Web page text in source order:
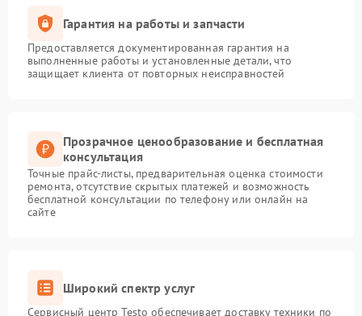
Гарантия на работы и запчасти
Предоставляется документированная гарантия на
выполненные работы и установленные детали, что
защищает клиента от повторных неисправностей
Прозрачное ценообразование и бесплатная
консультация
Точные прайс-листы, предварительная оценка стоимости
ремонта, отсутствие скрытых платежей и возможность
бесплатной консультации по телефону или онлайн на
сайте
Широкий спектр услуг
Сервисный центр Testo обеспечивает доставку техники по